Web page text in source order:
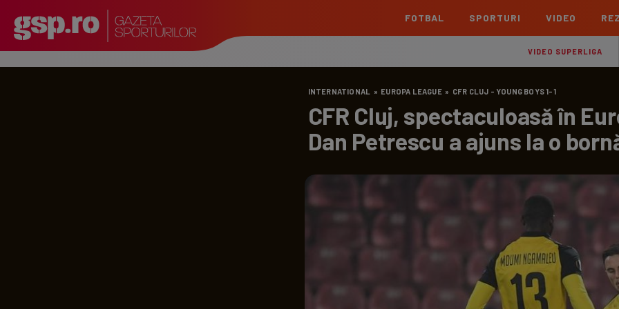
FOTBAL
Echipe Meciuri Clasament
Liga 2
Meciuri Clasament
Echipe Meciuri
Echipe
Echipe
Echipe
SPORTURI VIDEO
VIDEO SUPERLIGA
INTERNATIONAL » EUROPA LEAGUE» CFR CLUJ - YOUNG BOYS 1-1
CFR Cluj, spectaculoasă în
Dan Petrescu a ajuns la o